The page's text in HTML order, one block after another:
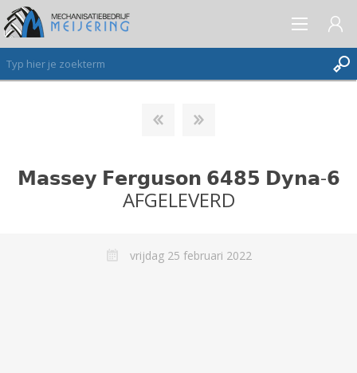
AANMELDEN ALS NIEUWE KLANT
VERLANGLIJST
(0)
𝗠𝗮𝘀𝘀𝗲𝘆 𝗙𝗲𝗿𝗴𝘂𝘀𝗼𝗻 𝟲𝟰𝟴𝟱 𝗗𝘆𝗻𝗮-𝟲
AFGELEVERD
vrijdag 25 februari 2022